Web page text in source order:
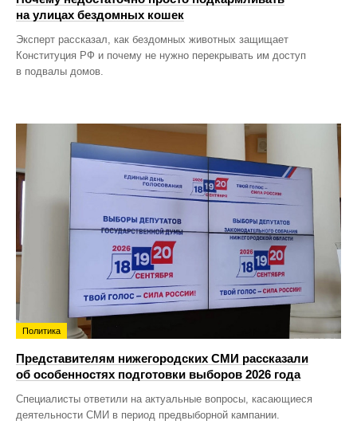
на улицах бездомных кошек
Эксперт рассказал, как бездомных животных защищает
Конституция РФ и почему не нужно перекрывать им доступ
в подвалы домов.
Политика
Представителям нижегородских СМИ рассказали
об особенностях подготовки выборов 2026 года
Специалисты ответили на актуальные вопросы, касающиеся
деятельности СМИ в период предвыборной кампании.